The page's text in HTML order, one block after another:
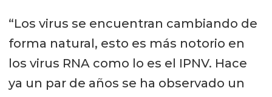
“Los virus se encuentran cambiando de
forma natural, esto es más notorio en
los virus RNA como lo es el IPNV. Hace
ya un par de años se ha observado un